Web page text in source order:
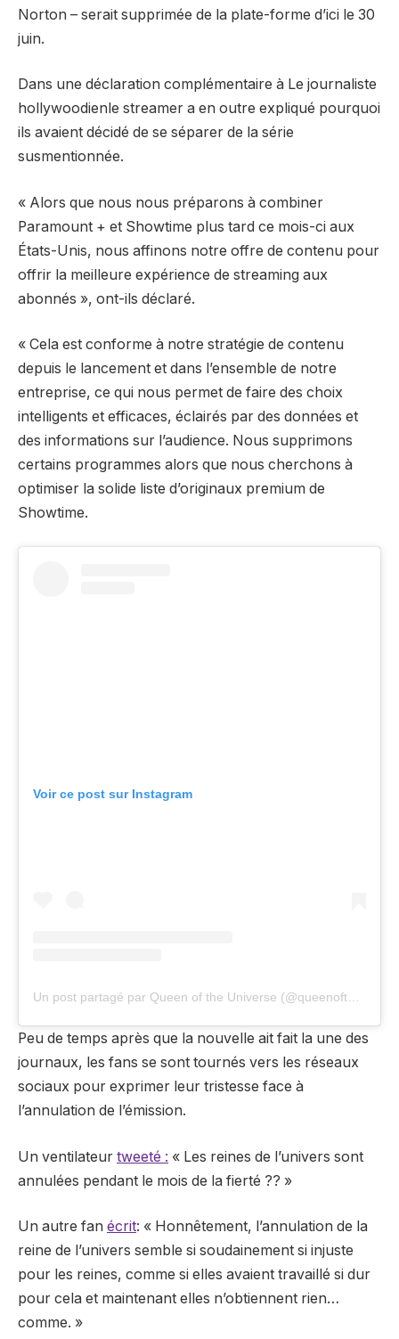
Norton – serait supprimée de la plate-forme d’ici le 30
juin.
Dans une déclaration complémentaire à Le journaliste
hollywoodien le streamer a en outre expliqué pourquoi
ils avaient décidé de se séparer de la série
susmentionnée.
« Alors que nous nous préparons à combiner
Paramount + et Showtime plus tard ce mois-ci aux
États-Unis, nous affinons notre offre de contenu pour
offrir la meilleure expérience de streaming aux
abonnés », ont-ils déclaré.
« Cela est conforme à notre stratégie de contenu
depuis le lancement et dans l’ensemble de notre
entreprise, ce qui nous permet de faire des choix
intelligents et efficaces, éclairés par des données et
des informations sur l’audience. Nous supprimons
certains programmes alors que nous cherchons à
optimiser la solide liste d’originaux premium de
Showtime.
Voir ce post sur Instagram
Peu de temps après que la nouvelle ait fait la une des
journaux, les fans se sont tournés vers les réseaux
sociaux pour exprimer leur tristesse face à
l’annulation de l’émission.
Un ventilateur tweeté : « Les reines de l’univers sont
annulées pendant le mois de la fierté ?? »
Un autre fan écrit: « Honnêtement, l’annulation de la
reine de l’univers semble si soudainement si injuste
pour les reines, comme si elles avaient travaillé si dur
pour cela et maintenant elles n’obtiennent rien…
comme. »